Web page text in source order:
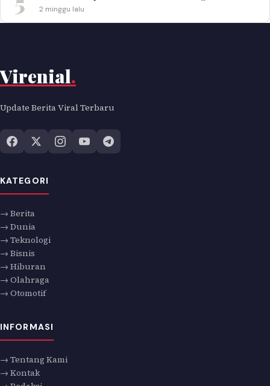
2 minggu lalu
Virenial.
Update Berita Viral Terbaru
KATEGORI
→ Berita
→ Dunia
→ Teknologi
→ Bisnis
→ Hiburan
→ Olahraga
→ Otomotif
INFORMASI
→ Tentang Kami
→ Kontak